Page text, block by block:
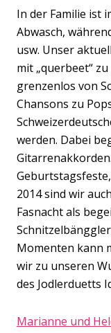
In der Familie ist
Abwasch,
usw. Unser
mit „querbeet“
grenzenlos von
Chansons zu
werden. Dabei
2014 sind wir
Fasnacht als
Momenten kann
wir zu unseren
des Jodlerduetts
Marianne und